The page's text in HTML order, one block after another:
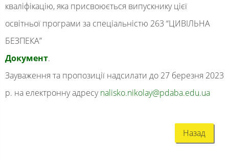
кваліфікацію,яка присвоюється випускнику цієї
освітньої програми за спеціальністю 263 “ЦИВІЛЬНА
БЕЗПЕКА”
Документ.
Зауваження та пропозиції надсилати до 27 березня 2023
р. на електронну адресуnalisko.nikolay@pdaba.edu.ua
Назад